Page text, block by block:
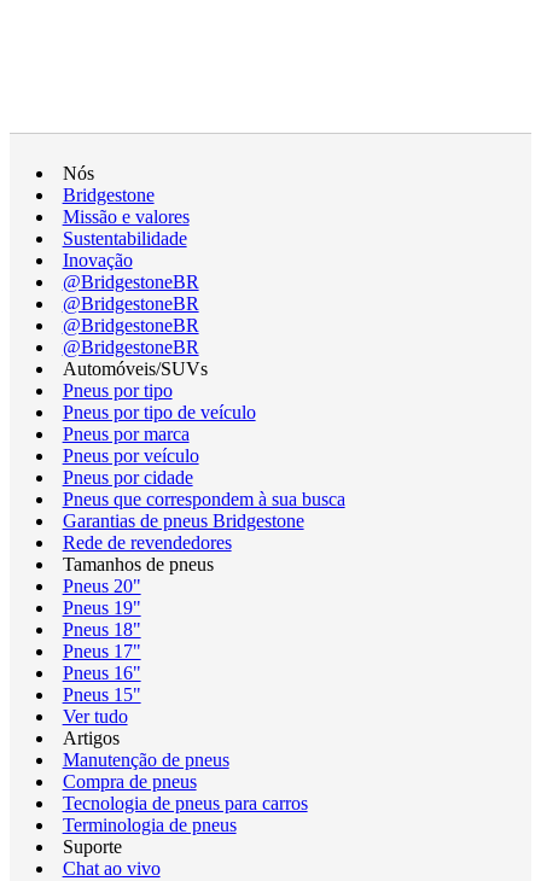
Nós
Bridgestone
Missão e valores
Sustentabilidade
Inovação
@BridgestoneBR
@BridgestoneBR
@BridgestoneBR
@BridgestoneBR
Automóveis/SUVs
Pneus por tipo
Pneus por tipo de veículo
Pneus por marca
Pneus por veículo
Pneus por cidade
Pneus que correspondem à sua busca
Garantias de pneus Bridgestone
Rede de revendedores
Tamanhos de pneus
Pneus 20"
Pneus 19"
Pneus 18"
Pneus 17"
Pneus 16"
Pneus 15"
Ver tudo
Artigos
Manutenção de pneus
Compra de pneus
Tecnologia de pneus para carros
Terminologia de pneus
Suporte
Chat ao vivo